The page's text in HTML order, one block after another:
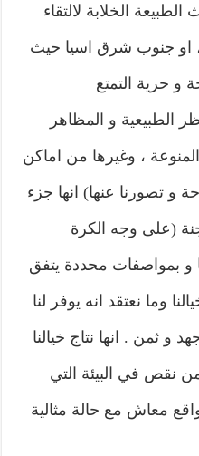
الخلابة لالتقاء
، او جنوب شرق اسيا حيث
و حرية التمتع
الطبيعية و المظاهر
، وغيرها من اماكن
و تصورنا عنها) انها جزء
(على وجه الكرة
و بمواصفات محددة يتفق
وما نعتقد انه يوفر لنا
و ثمن . انها نتاج خيالنا
نقص في البيئة التي
معاش مع حالة مثالية